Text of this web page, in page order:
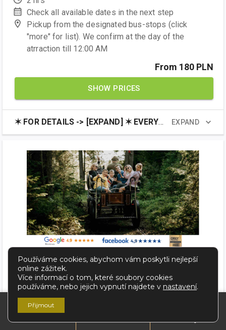
Používáme cookies, abychom vám poskytli nejlepší
online zážitek.
Více informací o tom, které soubory cookies
používáme, nebo jejich vypnutí najdete v nastavení.
Přijmout